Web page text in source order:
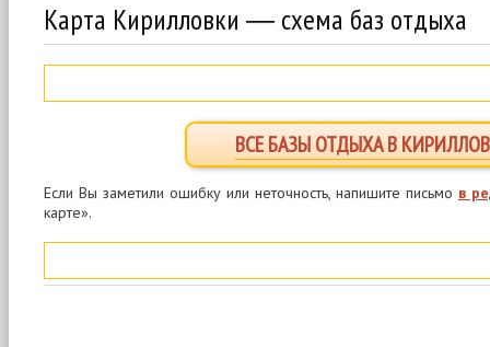
Карта Кирилловки ― схема баз отдыха
ВСЕ БАЗЫ ОТДЫХА В
Если Вы заметили ошибку или неточность, напишите письмо в
карте».